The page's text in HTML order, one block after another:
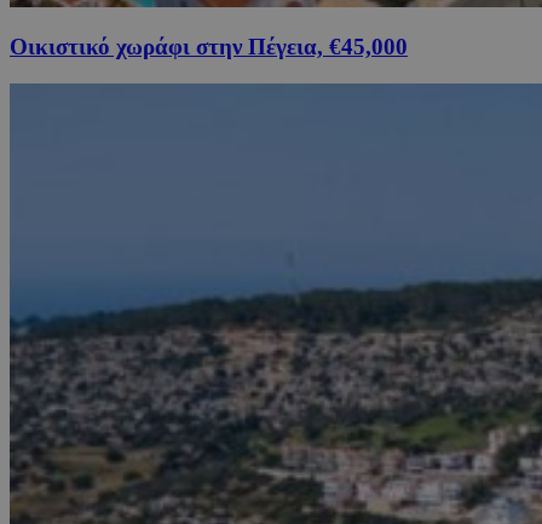
Οικιστικό χωράφι στην Πέγεια, €45,000